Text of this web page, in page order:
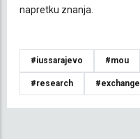
napretku znanja.
#iussarajevo #mou
#research #exchange